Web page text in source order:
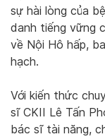
sự hài lòng của
danh tiếng vững
về Nội Hô hấp,
hạch.
Với kiến thức
sĩ CKII Lê Tấn
bác sĩ tài năng,